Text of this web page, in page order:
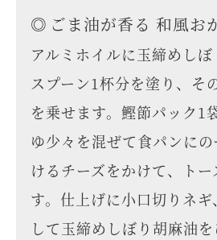
ごま油が香る 和風お
アルミホイルに玉締めし
スプーン1杯分を塗り、そ
を乗せます。鰹節パック1
ゆ少々を混ぜて食パンに
けるチーズをかけて、ト
す。仕上げに小口切りネ
して玉締めしぼり胡麻油を